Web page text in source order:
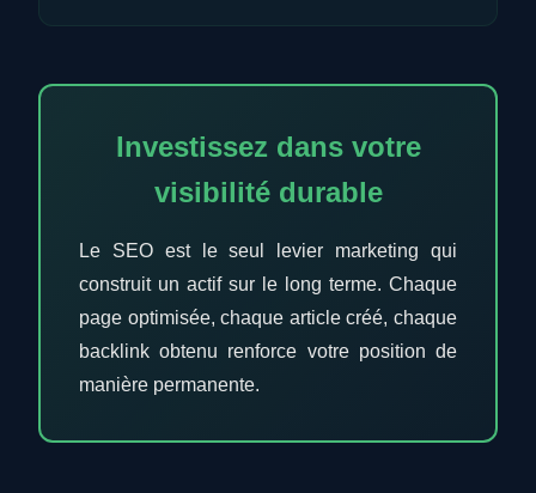
Investissez dans votre
visibilité durable
Le SEO est le seul levier marketing qui
construit un actif sur le long terme. Chaque
page optimisée, chaque article créé, chaque
backlink obtenu renforce votre position de
manière permanente.